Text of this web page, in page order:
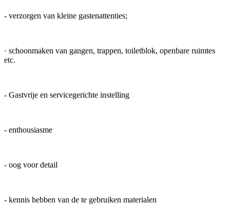
- verzorgen van kleine gastenattenties;
· schoonmaken van gangen, trappen, toiletblok, openbare ruimtes
etc.
- Gastvrije en servicegerichte instelling
- enthousiasme
- oog voor detail
- kennis hebben van de te gebruiken materialen